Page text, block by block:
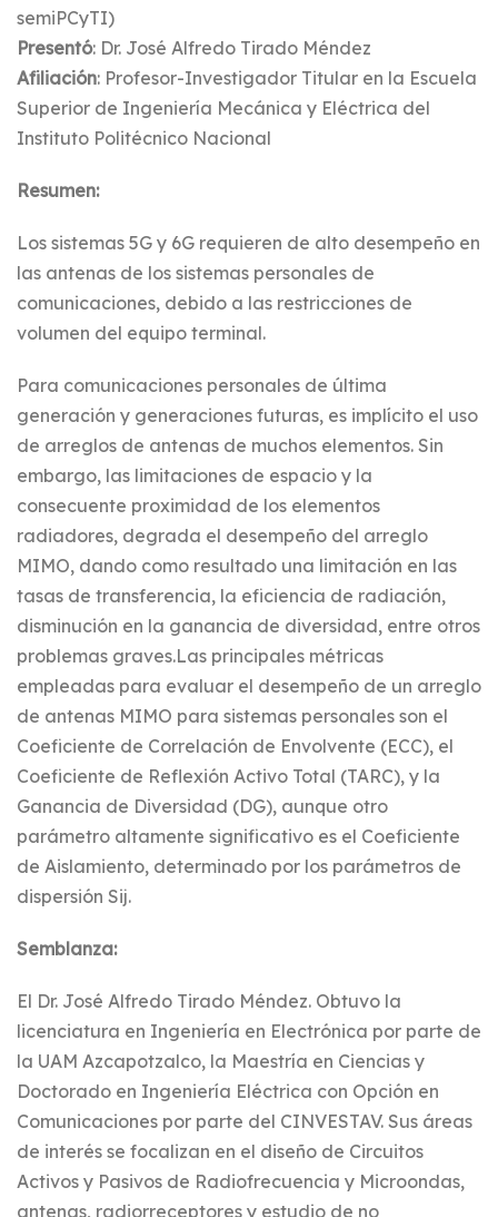
semiPCyTI)
Presentó: Dr. José Alfredo Tirado Méndez
Afiliación: Profesor-Investigador Titular en la Escuela
Superior de Ingeniería Mecánica y Eléctrica del
Instituto Politécnico Nacional
Resumen:
Los sistemas 5G y 6G requieren de alto desempeño en
las antenas de los sistemas personales de
comunicaciones, debido a las restricciones de
volumen del equipo terminal.
Para comunicaciones personales de última
generación y generaciones futuras, es implícito el uso
de arreglos de antenas de muchos elementos. Sin
embargo, las limitaciones de espacio y la
consecuente proximidad de los elementos
radiadores, degrada el desempeño del arreglo
MIMO, dando como resultado una limitación en las
tasas de transferencia, la eficiencia de radiación,
disminución en la ganancia de diversidad, entre otros
problemas graves.Las principales métricas
empleadas para evaluar el desempeño de un arreglo
de antenas MIMO para sistemas personales son el
Coeficiente de Correlación de Envolvente (ECC), el
Coeficiente de Reflexión Activo Total (TARC), y la
Ganancia de Diversidad (DG), aunque otro
parámetro altamente significativo es el Coeficiente
de Aislamiento, determinado por los parámetros de
dispersión Sij.
Semblanza:
El Dr. José Alfredo Tirado Méndez. Obtuvo la
licenciatura en Ingeniería en Electrónica por parte de
la UAM Azcapotzalco, la Maestría en Ciencias y
Doctorado en Ingeniería Eléctrica con Opción en
Comunicaciones por parte del CINVESTAV. Sus áreas
de interés se focalizan en el diseño de Circuitos
Activos y Pasivos de Radiofrecuencia y Microondas,
antenas, radiorreceptores y estudio de no